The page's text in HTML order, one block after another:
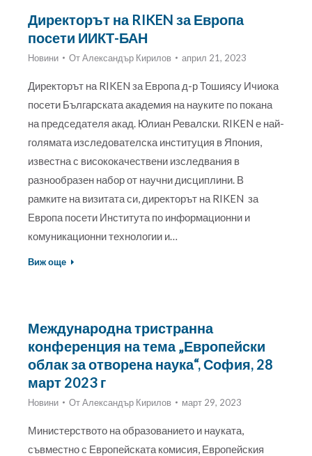
Директорът на RIKEN за Европа
посети ИИКТ-БАН
Новини ОтАлександър Кирилов април 21, 2023
Директорът на RIKEN за Европа д-р Тошиясу Ичиока
посети Българската академия на науките по покана
на председателя акад. Юлиан Ревалски. RIKEN е най-
голямата изследователска институция в Япония,
известна с висококачествени изследвания в
разнообразен набор от научни дисциплини. В
рамките на визитата си, директорът на RIKEN за
Европа посети Института по информационни и
комуникационни технологии и…
Виж още
Международна тристранна
конференция на тема „Европейски
облак за отворена наука“, София, 28
март 2023 г
Новини ОтАлександър Кирилов март 29, 2023
Министерството на образованието и науката,
съвместно с Европейската комисия, Европейския